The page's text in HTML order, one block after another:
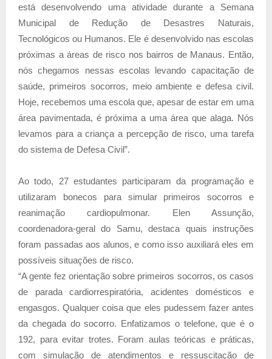
está desenvolvendo uma atividade durante a Semana
Municipal de Redução de Desastres Naturais,
Tecnológicos ou Humanos. Ele é desenvolvido nas escolas
próximas a áreas de risco nos bairros de Manaus. Então,
nós chegamos nessas escolas levando capacitação de
saúde, primeiros socorros, meio ambiente e defesa civil.
Hoje, recebemos uma escola que, apesar de estar em uma
área pavimentada, é próxima a uma área que alaga. Nós
levamos para a criança a percepção de risco, uma tarefa
do sistema de Defesa Civil”.
Ao todo, 27 estudantes participaram da programação e
utilizaram bonecos para simular primeiros socorros e
reanimação cardiopulmonar. Elen Assunção,
coordenadora-geral do Samu, destaca quais instruções
foram passadas aos alunos, e como isso auxiliará eles em
possíveis situações de risco.
“A gente fez orientação sobre primeiros socorros, os casos
de parada cardiorrespiratória, acidentes domésticos e
engasgos. Qualquer coisa que eles pudessem fazer antes
da chegada do socorro. Enfatizamos o telefone, que é o
192, para evitar trotes. Foram aulas teóricas e práticas,
com simulação de atendimentos e ressuscitação de